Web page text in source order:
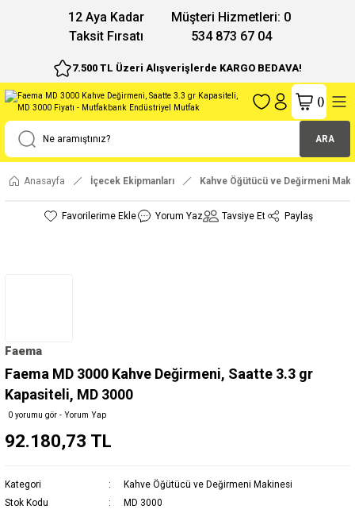
12 Aya Kadar
Taksit Fırsatı
Müşteri Hizmetleri: 0
534 873 67 04
7.500 TL Üzeri Alışverişlerde KARGO BEDAVA!
ARA
()
Anasayfa İçecek Ekipmanları Kahve Öğütücü ve Değirmeni
Yorum Yaz Tavsiye Et Paylaş
Faema
Faema MD 3000 Kahve Değirmeni, Saatte 3.3 gr
Kapasiteli, MD 3000
0 yorumu gör - Yorum Yap
92.180,73 TL
Kategori
Kahve Öğütücü ve Değirmeni Makinesi
Stok Kodu
MD 3000